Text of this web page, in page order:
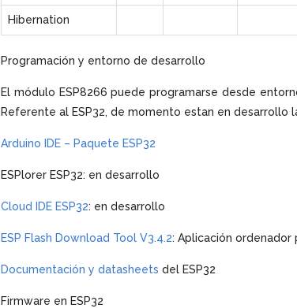
Hibernation
Programación y entorno de desarrollo
El módulo ESP8266 puede programarse desde
Referente al ESP32, de momento estan en desarrollo
Arduino IDE – Paquete ESP32
ESPlorer ESP32: en desarrollo
Cloud IDE ESP32: en desarrollo
ESP Flash Download Tool V3.4.2: Aplicación ordenador
Documentación y datasheets del ESP32
Firmware en ESP32